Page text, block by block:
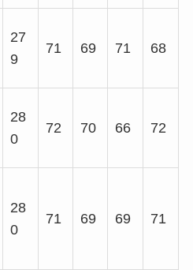
27
9
71 69 71 68
28
0
72 70 66 72
28
0
71 69 69 71